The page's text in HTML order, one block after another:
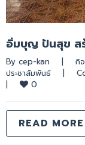
อิ่มบุญ ปันสุข ส
By cep-kan | กิ
ประชาสัมพันธ์
|
|
0
READ MORE